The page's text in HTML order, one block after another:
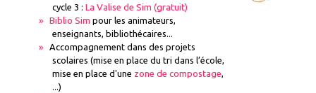
cycle 3 : La Valise de Sim (gratuit)
Biblio Sim pour les animateurs,
enseignants, bibliothécaires...
Accompagnement dans des projets
scolaires (mise en place du tri dans l’école,
mise en place d'une zone de compostage,
...)